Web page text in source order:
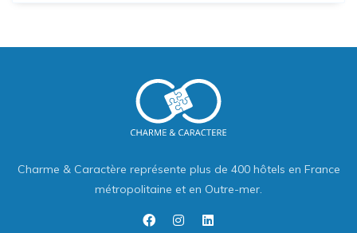
Charme & Caractère représente plus de 400 hôtels en France
métropolitaine et en Outre-mer.